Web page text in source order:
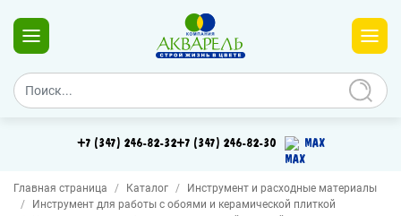
+7 (347) 246-82-32+7 (347) 246-82-30 MAX
Главная страница Каталог
Инструмент и расходные материалы
Инструмент для работы с обоями и керамической плиткой